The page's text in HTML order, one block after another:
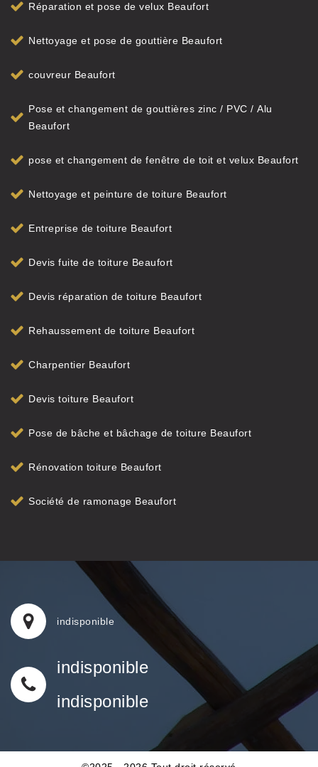
Réparation et pose de velux Beaufort
Nettoyage et pose de gouttière Beaufort
couvreur Beaufort
Pose et changement de gouttières zinc / PVC / Alu
Beaufort
pose et changement de fenêtre de toit et velux Beaufort
Nettoyage et peinture de toiture Beaufort
Entreprise de toiture Beaufort
Devis fuite de toiture Beaufort
Devis réparation de toiture Beaufort
Rehaussement de toiture Beaufort
Charpentier Beaufort
Devis toiture Beaufort
Pose de bâche et bâchage de toiture Beaufort
Rénovation toiture Beaufort
Société de ramonage Beaufort
indisponible
indisponible
indisponible